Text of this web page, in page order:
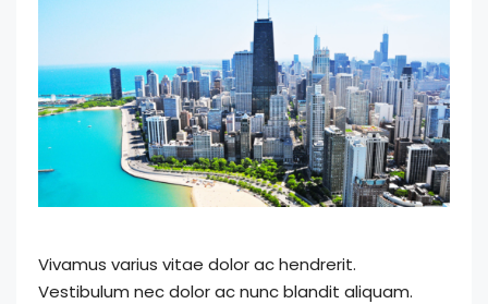
Vivamus varius vitae dolor ac hendrerit.
Vestibulum nec dolor ac nunc blandit aliquam.